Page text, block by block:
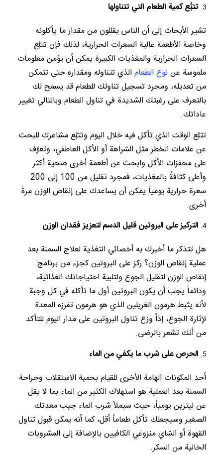
تتبُّع كمية الطعام التي تتناولها
تشير الأبحاث إلى أن الناس يقللون من مقدار ما يأكلونه
وخاصة الأطعمة عالية السعرات الحرارية، لذلك فإن تتبُّع
السعرات الحرارية والمغذيات الكبيرة يمكن أن يؤمن معلومات
ملموسة عننوع الطعامالذي تتناوله ومقداره حتى تتمكن
من تعديله، ومجرد تسجيل تناولك للطعام قد يسمح لك
بالتعرف على رغبتك الشديدة في تناول الطعام وبالتالي تغيير
عاداتك.
تتبَّع الوقت الذي تأكل فيه خلال اليوم وتتبَّع مشاعرك للبحث
عن علامات الخطر مثل الشراهة أو الأكل العاطفي، وتعرَّف
على محفزات الأكل وابحث عن أطعمة أخرى صحية أكثر
وأعلى كثافةً بالمغذيات، فمجرد تقليل من 100 إلى 200
سعرة حرارية يومياً يمكن أن يساعدك على إنقاص الوزن مرةً
أخرى.
التركيز على البروتين قليل الدسم لتعزيز فقدان الوزن
هل تتذكر ما أخبرك به أخصائي التغذية لعلاج السمنة بعد
عملية إنقاص الوزن؟ ركز على البروتين كجزء من برنامج
إنقاص الوزن لتقليل الجوع ولتلبية احتياجاتك الغذائية،
ودائماً يجب أن يكون البروتين أول ما تأكله في كل وجبة
لأنه يثبط هرمون الغريلين الذي هو هرمون تفرزه المعدة
لإثارة الجوع، إذاً وزع تناول البروتين على مدار اليوم للتأكد
من أنك تشعر بالرضى.
الحرص على شرب ما يكفي من الماء
أحد المكونات الهامة الأخرى للقيام بحمية الاستقلاب وجراحة
السمنة بعد العملية هو استهلاك الكثير من الماء بما لا يقل
عن ليترين يومياً، حيث سيملأ شرب الماء جيب معدتك
الصغير وسيجعلك تأكل طعاماً أقل، كما أنه يمكن قبول تناول
القهوة أو الشاي منزوعَي الكافيين بالإضافة إلى المشروبات
الخالية من السكر.